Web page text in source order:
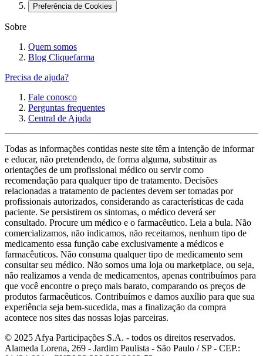
Preferência de Cookies
Sobre
Quem somos
Blog Cliquefarma
Precisa de ajuda?
Fale conosco
Perguntas frequentes
Central de Ajuda
Todas as informações contidas neste site têm a intenção de informar
e educar, não pretendendo, de forma alguma, substituir as
orientações de um profissional médico ou servir como
recomendação para qualquer tipo de tratamento. Decisões
relacionadas a tratamento de pacientes devem ser tomadas por
profissionais autorizados, considerando as características de cada
paciente. Se persistirem os sintomas, o médico deverá ser
consultado. Procure um médico e o farmacêutico. Leia a bula. Não
comercializamos, não indicamos, não receitamos, nenhum tipo de
medicamento essa função cabe exclusivamente a médicos e
farmacêuticos. Não consuma qualquer tipo de medicamento sem
consultar seu médico. Não somos uma loja ou marketplace, ou seja,
não realizamos a venda de medicamentos, apenas contribuímos para
que você encontre o preço mais barato, comparando os preços de
produtos farmacêuticos. Contribuímos e damos auxílio para que sua
experiência seja bem-sucedida, mas a finalização da compra
acontece nos sites das nossas lojas parceiras.
© 2025 Afya Participações S.A. - todos os direitos reservados.
Alameda Lorena, 269 - Jardim Paulista - São Paulo / SP - CEP.: